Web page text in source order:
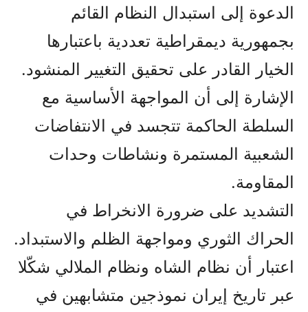
الدعوة إلى استبدال النظام القائم
بجمهورية ديمقراطية تعددية باعتبارها
الخيار القادر على تحقيق التغيير المنشود.
الإشارة إلى أن المواجهة الأساسية مع
السلطة الحاكمة تتجسد في الانتفاضات
الشعبية المستمرة ونشاطات وحدات
المقاومة.
التشديد على ضرورة الانخراط في
الحراك الثوري ومواجهة الظلم والاستبداد.
اعتبار أن نظام الشاه ونظام الملالي شكّلا
عبر تاريخ إيران نموذجين متشابهين في